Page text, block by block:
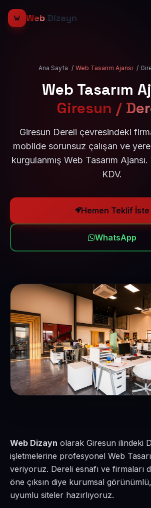
Web Dizayn
Ana Sayfa / Web Tasarım Ajansı /
Web Tasarım
Giresun /
Giresun Dereli çevresindeki
mobilde sorunsuz çalışan ve
kurgulanmış Web Tasarım Ajansı.
KDV.
Hemen Teklif İste
WhatsApp
Web Dizayn olarak Giresun ilindeki
işletmelerine profesyonel Web
veriyoruz. Dereli esnafı ve firmaları
öne çıksın diye kurumsal
uyumlu siteler hazırlıyoruz.